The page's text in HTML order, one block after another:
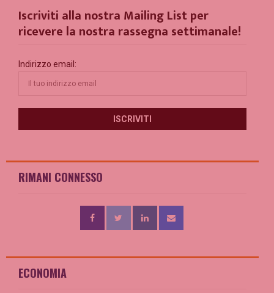
Iscriviti alla nostra Mailing List per
ricevere la nostra rassegna settimanale!
Indirizzo email:
RIMANI CONNESSO
ECONOMIA